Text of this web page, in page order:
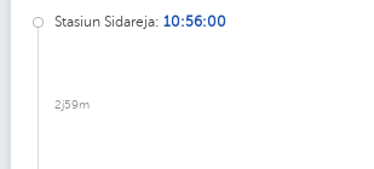
Stasiun Sidareja: 10:56:00
2j59m